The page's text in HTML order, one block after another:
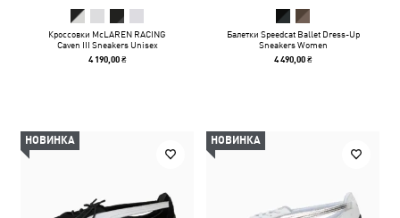
Кроссовки McLAREN RACING
Caven III Sneakers Unisex
4 190,00 ₴
Балетки Speedcat Ballet Dress-Up
Sneakers Women
4 490,00 ₴
НОВИНКА НОВИНКА